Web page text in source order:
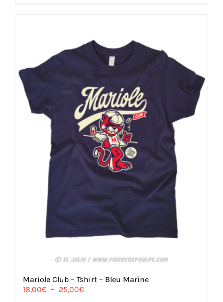
Mariole Club – Tshirt – Bleu Marine
18,00€ – 25,00€Plage